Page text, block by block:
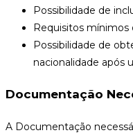
Possibilidade de
Requisitos
Possibilidade de
nacionalidade após
Documentação
A Documentação